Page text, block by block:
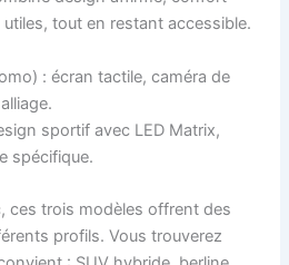
tout en restant accessible.
: écran tactile, caméra de
sportif avec LED Matrix,
spécifique.
ces trois modèles offrent des
profils. Vous trouverez